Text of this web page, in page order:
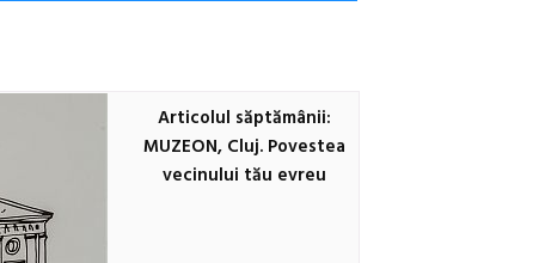
Articolul săptămânii:
MUZEON, Cluj. Povestea
vecinului tău evreu